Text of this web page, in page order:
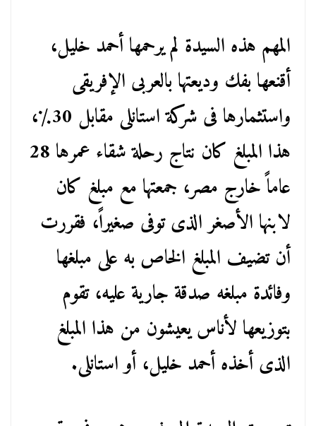
المهم هذه السيدة لم يرحمها أحمد خليل،
أقنعها بفك وديعتها بالعربى الإفريقى
واستثمارها فى شركة استانلى مقابل 30٪،
هذا المبلغ كان نتاج رحلة شقاء عمرها 28
عاماً خارج مصر، جمعتها مع مبلغ كان
لابنها الأصغر الذى توفى صغيراً، فقررت
أن تضيف المبلغ الخاص به على مبلغها
وفائدة مبلغه صدقة جارية عليه، تقوم
بتوزيعها لأناس يعيشون من هذا المبلغ
الذى أخذه أحمد خليل، أو استانلى.